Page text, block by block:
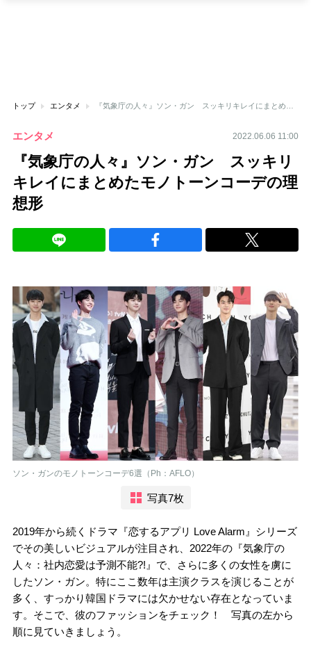
トップ エンタメ
エンタメ 2022.06.06 11:00
『気象庁の人々』ソン・ガン スッキリ
キレイにまとめたモノトーンコーデの理
想形
ソン・ガンのモノトーンコーデ6選（Ph：AFLO）
写真7枚
2019年から続くドラマ『恋するアプリ Love Alarm』シリーズ
でその美しいビジュアルが注目され、2022年の『気象庁の
人々：社内恋愛は予測不能?!』で、さらに多くの女性を虜に
したソン・ガン。特にここ数年は主演クラスを演じることが
多く、すっかり韓国ドラマには欠かせない存在となっていま
す。そこで、彼のファッションをチェック！ 写真の左から
順に見ていきましょう。